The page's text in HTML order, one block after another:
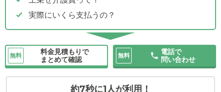
実際にいくら支払うの？
無料
料金見積もりで
まとめて確認
無料
電話で
問い合わせ
約7秒に1人が利用！